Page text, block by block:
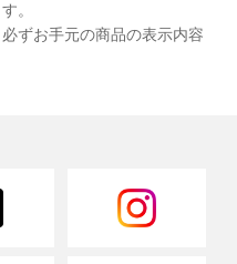
。
ずお手元の商品の表示内容